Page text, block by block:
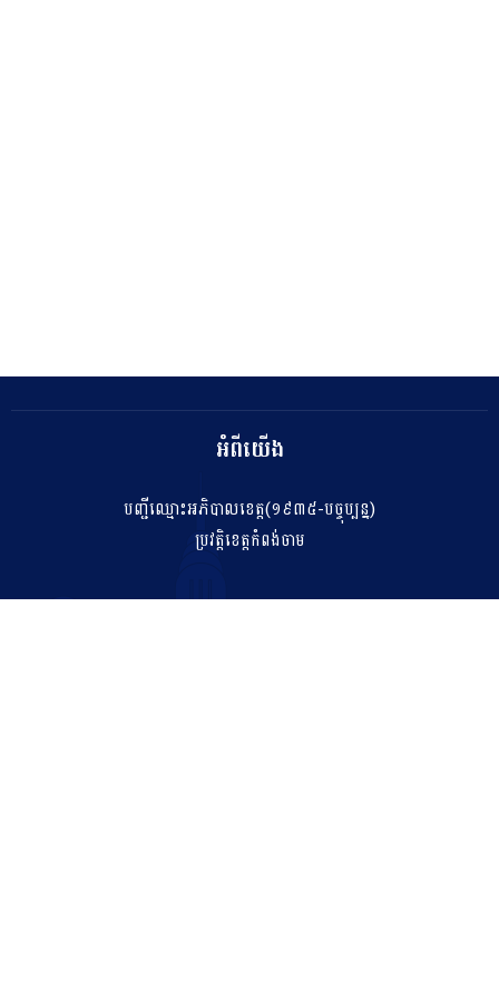
អំពីយើង
បញ្ជីឈ្មោះអភិបាលខេត្ត(១៩៣៥-បច្ចុប្បន្ន)
ប្រវត្តិខេត្តកំពង់ចាម